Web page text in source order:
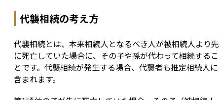
代襲相続の考え方
代襲相続とは、本来相続人となるべき人が被相続人より先
に死亡していた場合に、その子や孫が代わって相続するこ
とです。代襲相続が発生する場合、代襲者も推定相続人に
含まれます。